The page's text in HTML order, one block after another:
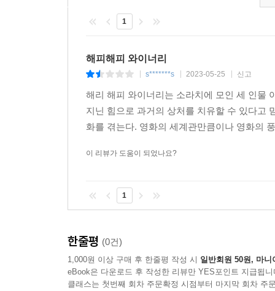
1
해피해피 와이너리
s*******s 2023-05-25 신고
해리 해피 와이너리는 소라치에 모인 세 인물
지닌 힘으로 과거의 상처를 치유할 수 있다고
화를 겪는다. 영화의 세계관만큼이나 영화의
이 리뷰가 도움이 되었나요?
1
한줄평 (0건)
1,000원 이상 구매 후 한줄평 작성 시 일반회원 50원, 마니
eBook은 다운로드 후 작성한 리뷰만 YES포인트 지급됩니
클래스는 첫번째 회차 주문확정 시점부터 마지막 회차 주